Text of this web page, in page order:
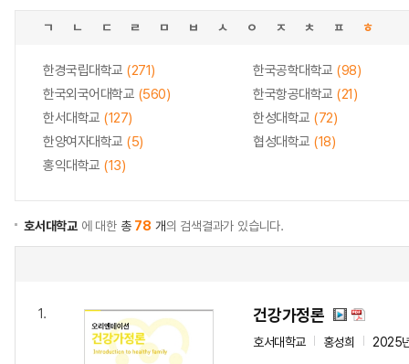
ㄱ ㄴ ㄷ ㄹ ㅁ ㅂ ㅅ ㅇ ㅈ ㅊ ㅍ ㅎ
한경국립대학교 (271) 한국공학대학교 (98)
한국외국어대학교 (560) 한국항공대학교 (21)
한서대학교 (127) 한성대학교 (72)
한양여자대학교 (5) 협성대학교 (18)
홍익대학교 (13)
호서대학교 에 대한 총 78 개의 검색결과가 있습니다.
1. 건강가정론
호서대학교 홍성희
2025